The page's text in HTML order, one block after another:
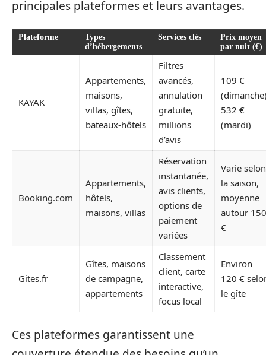
principales plateformes et leurs avantages.
Plateforme
Types
d’hébergements
Services clés
Prix moyen
par nuit (€)
KAYAK
Appartements,
maisons,
villas, gîtes,
bateaux-hôtels
Filtres
avancés,
annulation
gratuite,
millions
d’avis
109 €
532 €
(mardi)
Booking.com
Appartements,
hôtels,
maisons, villas
Réservation
instantanée,
avis clients,
options de
paiement
variées
Varie selon
la saison,
moyenne
autour 150
€
Gites.fr
Gîtes, maisons
de campagne,
appartements
Classement
client, carte
interactive,
focus local
Environ
120 €
le gîte
Ces plateformes garantissent une